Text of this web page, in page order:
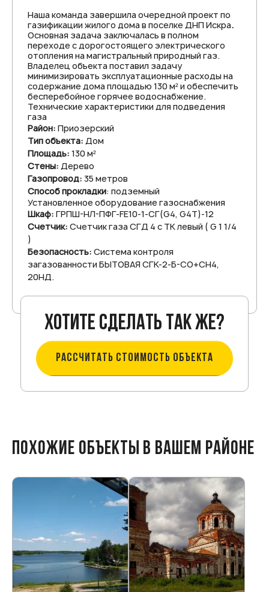
Наша команда завершила очередной проект по
газификации жилого дома в поселке ДНП Искра.
Основная задача заключалась в полном
переходе с дорогостоящего электрического
отопления на магистральный природный газ.
Владелец объекта поставил задачу
минимизировать эксплуатационные расходы на
содержание дома площадью 130 м² и обеспечить
бесперебойное горячее водоснабжение.
Технические характеристики для подведения
газа
Район: Приозерский
Тип объекта: Дом
Площадь: 130 м²
Стены: Дерево
Газопровод: 35 метров
Способ прокладки: подземный
Установленное оборудование газоснабжения
Шкаф: ГРПШ-НЛ-ПФГ-FE10-1-СГ(G4, G4T)-12
Счетчик: Счетчик газа СГД 4 с ТК левый ( G 1 1/4
)
Безопасность: Система контроля
загазованности БЫТОВАЯ СГК-2-Б-СО+СН4,
20НД.
Хотите сделать так же?
РАССЧИТАТЬ СТОИМОСТЬ ОБЪЕКТА
ПОХОЖИЕ ОБЪЕКТЫ В ВАШЕМ РАЙОНЕ